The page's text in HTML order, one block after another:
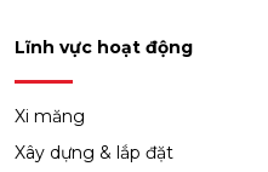
Lĩnh vực hoạt động
Xi măng
Xây dựng & lắp đặt